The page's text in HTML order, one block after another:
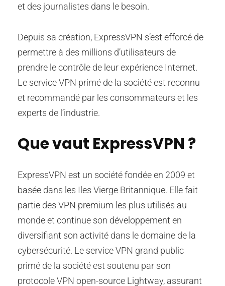
et des journalistes dans le besoin.
Depuis sa création, ExpressVPN s’est efforcé de
permettre à des millions d’utilisateurs de
prendre le contrôle de leur expérience Internet.
Le service VPN primé de la société est reconnu
et recommandé par les consommateurs et les
experts de l’industrie.
Que vaut ExpressVPN ?
ExpressVPN est un société fondée en 2009 et
basée dans les Iles Vierge Britannique. Elle fait
partie des VPN premium les plus utilisés au
monde et continue son développement en
diversifiant son activité dans le domaine de la
cybersécurité. Le service VPN grand public
primé de la société est soutenu par son
protocole VPN open-source Lightway, assurant